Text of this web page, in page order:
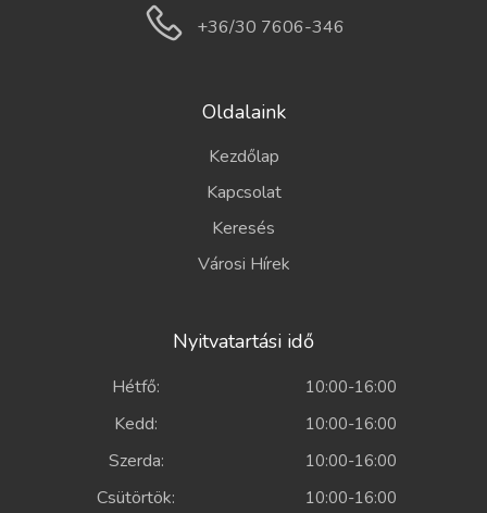
+36/30 7606-346
Oldalaink
Kezdőlap
Kapcsolat
Keresés
Városi Hírek
Nyitvatartási idő
Hétfő: 10:00-16:00
Kedd: 10:00-16:00
Szerda: 10:00-16:00
Csütörtök: 10:00-16:00